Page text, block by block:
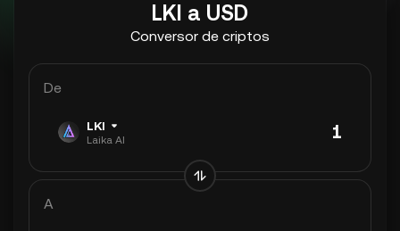
LKI a USD
Conversor de criptos
De
LKI
Laika AI
A